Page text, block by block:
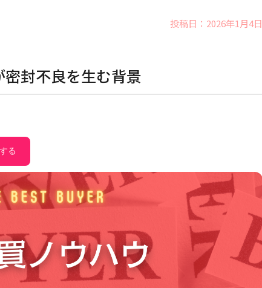
投稿日：2026年1月4日
封不良を生む背景
る